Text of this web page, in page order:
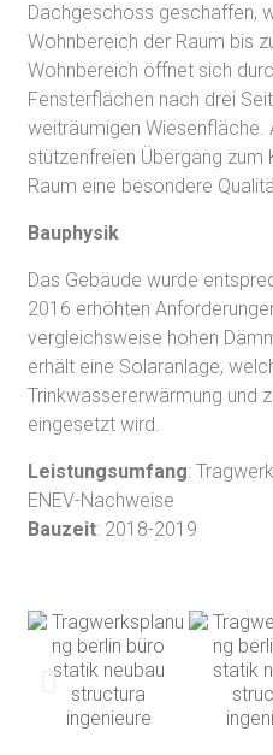
Dachgeschoss geschaffen,
Wohnbereich der Raum bis
Wohnbereich öffnet sich
Fensterflächen nach drei
weiträumigen Wiesenfläche.
stützenfreien Übergang zum
Raum eine besondere
Bauphysik
Das Gebäude wurde
2016 erhöhten
vergleichsweise hohen
erhält eine Solaranlage,
Trinkwassererwärmung und
eingesetzt wird.
Leistungsumfang:
ENEV-Nachweise
Bauzeit: 2018-2019